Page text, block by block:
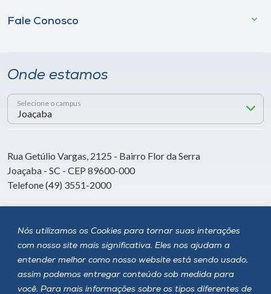
Nós utilizamos os Cookies para tornar suas interações
com nosso site mais significativa. Eles nos ajudam a
entender melhor como nosso website está sendo usado,
assim podemos entregar conteúdo sob medida para
você. Para mais informações sobre os tipos diferentes de
Fale Conosco
Onde estamos
Selecione o campus
Rua Getúlio Vargas, 2125 - Bairro Flor da Serra
Joaçaba - SC - CEP 89600-000
Telefone (49) 3551-2000
Siga a Unoesc